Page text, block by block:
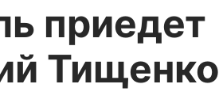
приедет
Тищенко